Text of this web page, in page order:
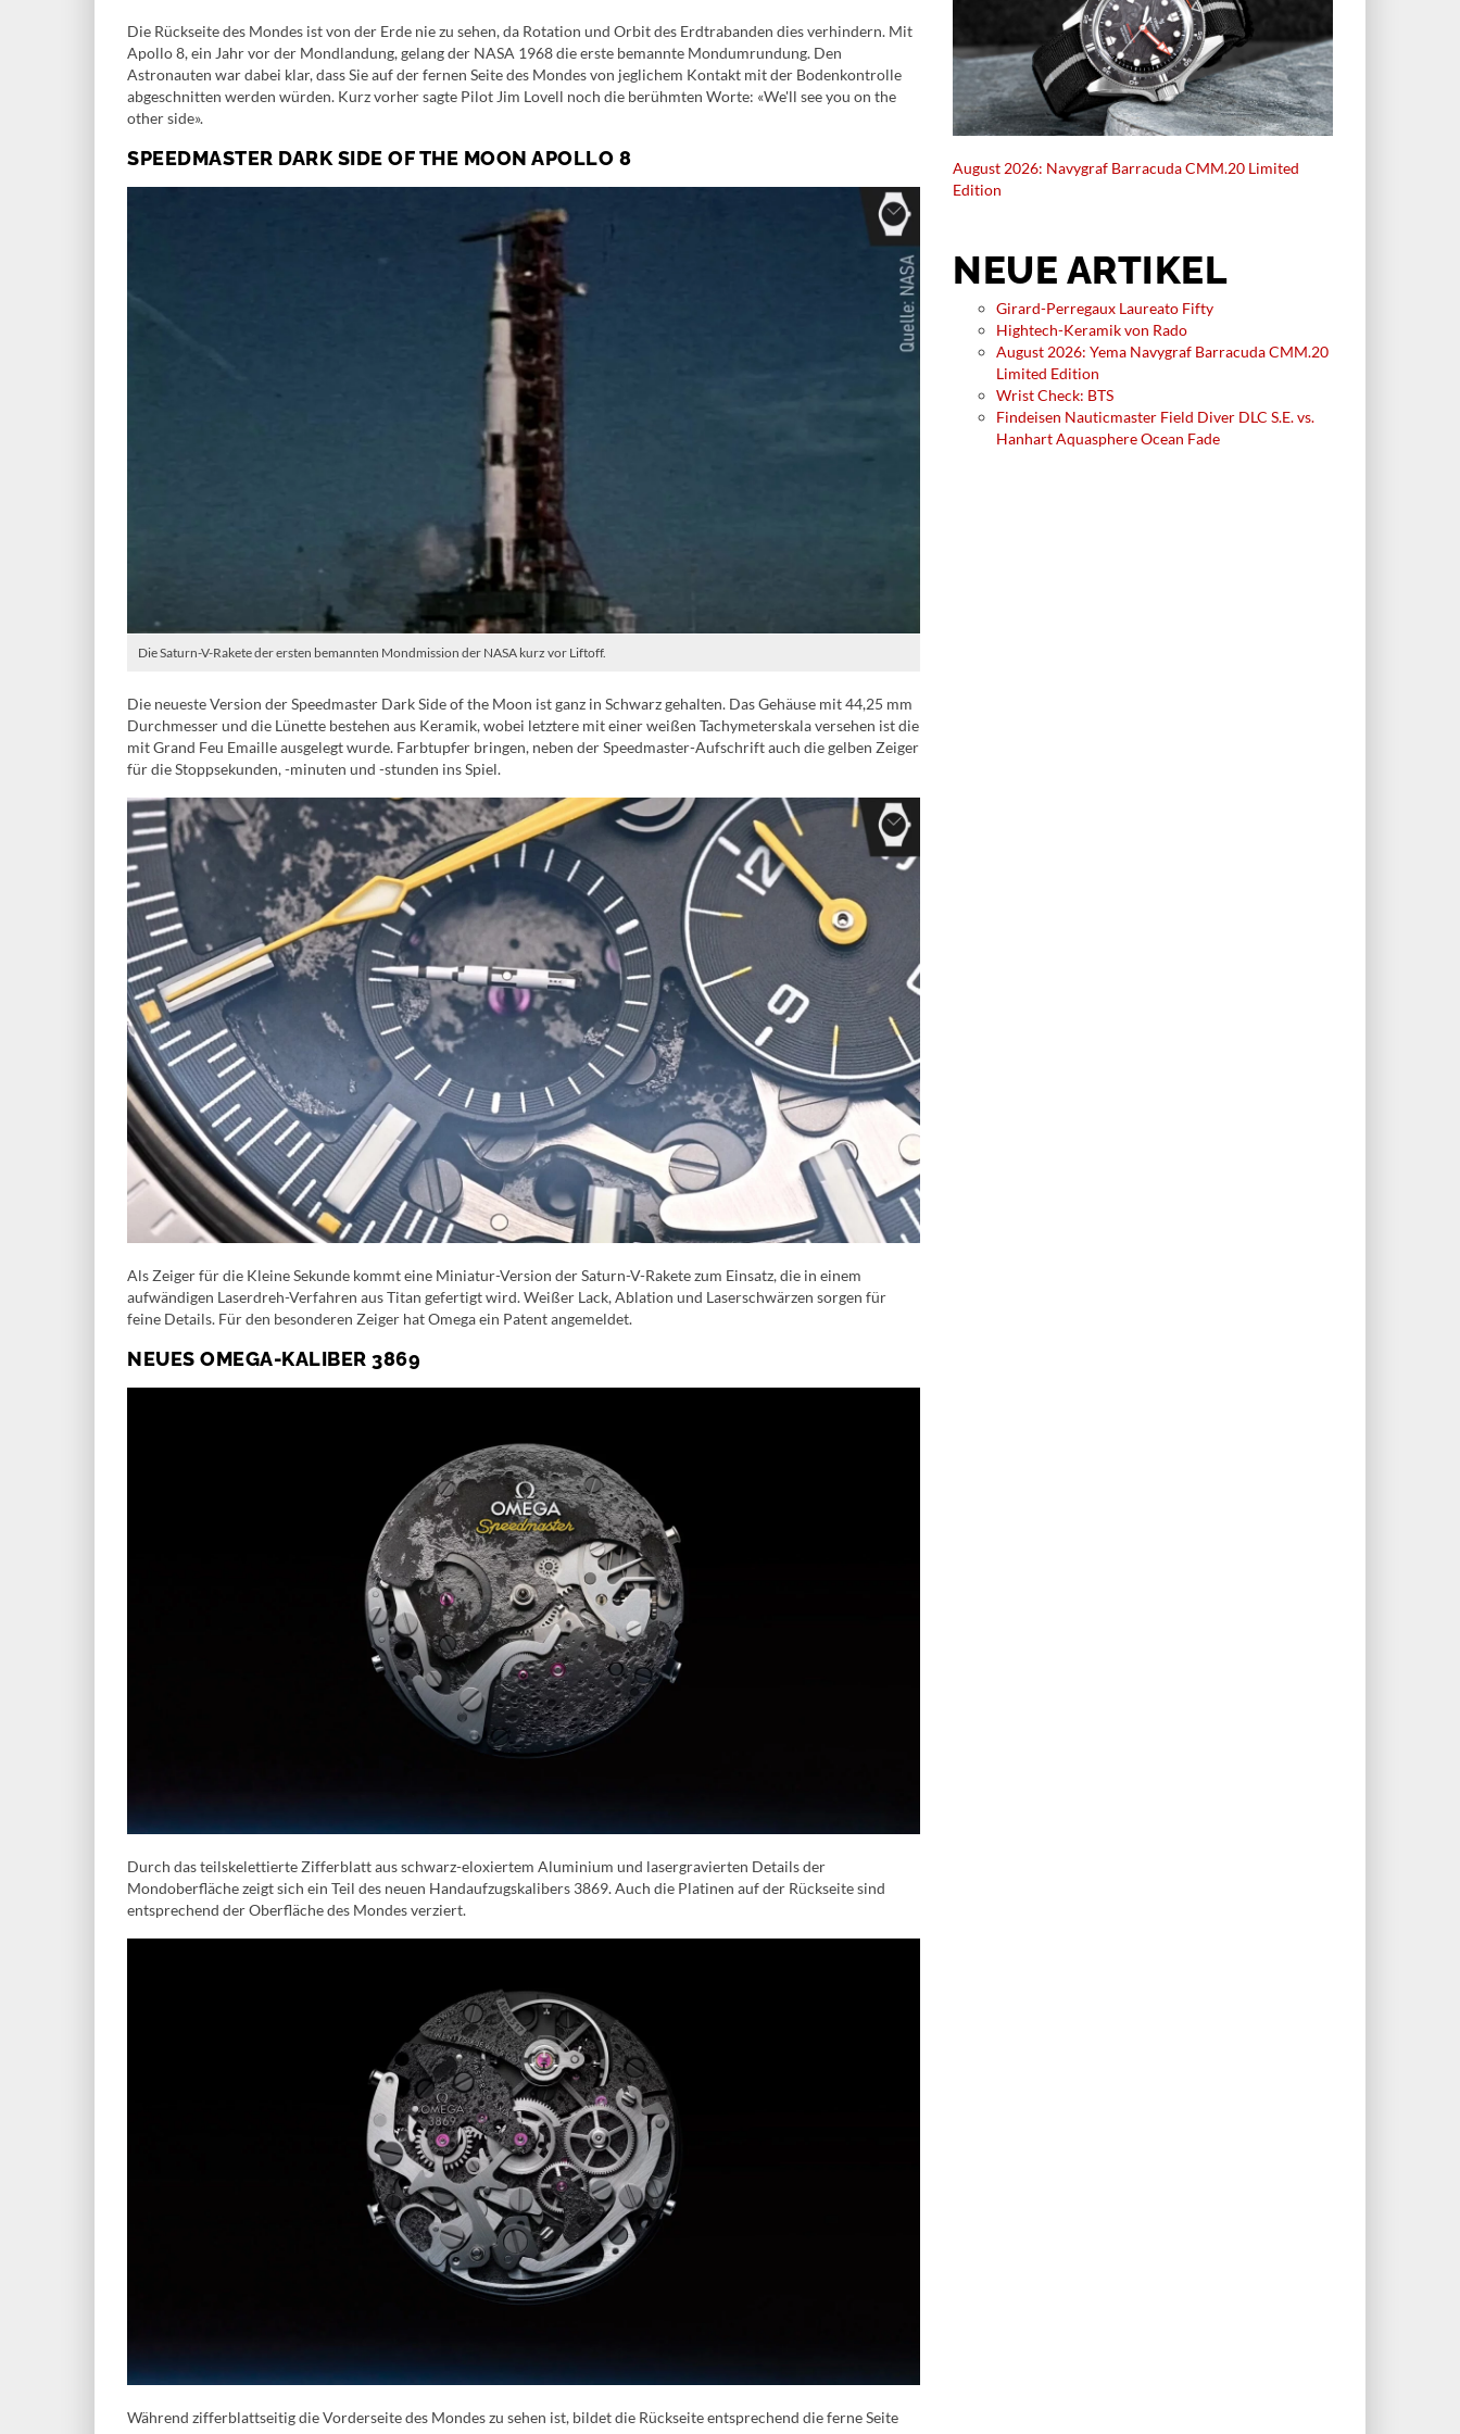
Die Rückseite des Mondes ist von der Erde nie zu sehen, da Rotation und Orbit des Erdtrabanden dies verhindern. Mit
Apollo 8, ein Jahr vor der Mondlandung, gelang der NASA 1968 die erste bemannte Mondumrundung. Den
Astronauten war dabei klar, dass Sie auf der fernen Seite des Mondes von jeglichem Kontakt mit der Bodenkontrolle
abgeschnitten werden würden. Kurz vorher sagte Pilot Jim Lovell noch die berühmten Worte: «We'll see you on the
other side».
SPEEDMASTER DARK SIDE OF THE MOON APOLLO 8
Die Saturn-V-Rakete der ersten bemannten Mondmission der NASA kurz vor Liftoff.
Die neueste Version der Speedmaster Dark Side of the Moon ist ganz in Schwarz gehalten. Das Gehäuse mit 44,25 mm
Durchmesser und die Lünette bestehen aus Keramik, wobei letztere mit einer weißen Tachymeterskala versehen ist die
mit Grand Feu Emaille ausgelegt wurde. Farbtupfer bringen, neben der Speedmaster-Aufschrift auch die gelben Zeiger
für die Stoppsekunden, -minuten und -stunden ins Spiel.
Als Zeiger für die Kleine Sekunde kommt eine Miniatur-Version der Saturn-V-Rakete zum Einsatz, die in einem
aufwändigen Laserdreh-Verfahren aus Titan gefertigt wird. Weißer Lack, Ablation und Laserschwärzen sorgen für
feine Details. Für den besonderen Zeiger hat Omega ein Patent angemeldet.
NEUES OMEGA-KALIBER 3869
Durch das teilskelettierte Zifferblatt aus schwarz-eloxiertem Aluminium und lasergravierten Details der
Mondoberfläche zeigt sich ein Teil des neuen Handaufzugskalibers 3869. Auch die Platinen auf der Rückseite sind
entsprechend der Oberfläche des Mondes verziert.
Während zifferblattseitig die Vorderseite des Mondes zu sehen ist, bildet die Rückseite entsprechend die ferne Seite
August 2026: Navygraf Barracuda CMM.20 Limited
Edition
NEUE ARTIKEL
Girard-Perregaux Laureato Fifty
Hightech-Keramik von Rado
August 2026: Yema Navygraf Barracuda CMM.20
Limited Edition
Wrist Check: BTS
Findeisen Nauticmaster Field Diver DLC S.E. vs.
Hanhart Aquasphere Ocean Fade